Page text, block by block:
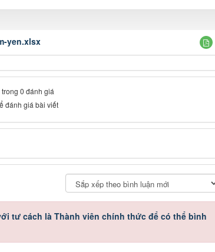
yen.xlsx
0 đánh giá
đánh giá bài viết
tư cách là Thành viên chính thức để có thể bình